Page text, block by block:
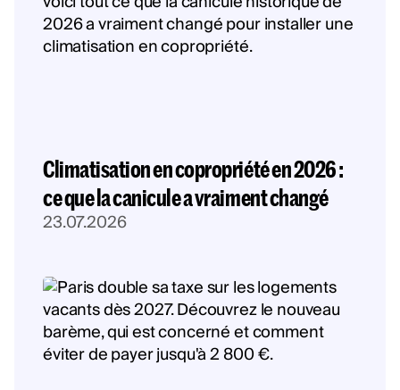
Climatisation en copropriété en 2026 :
ce que la canicule a vraiment changé
23.07.2026